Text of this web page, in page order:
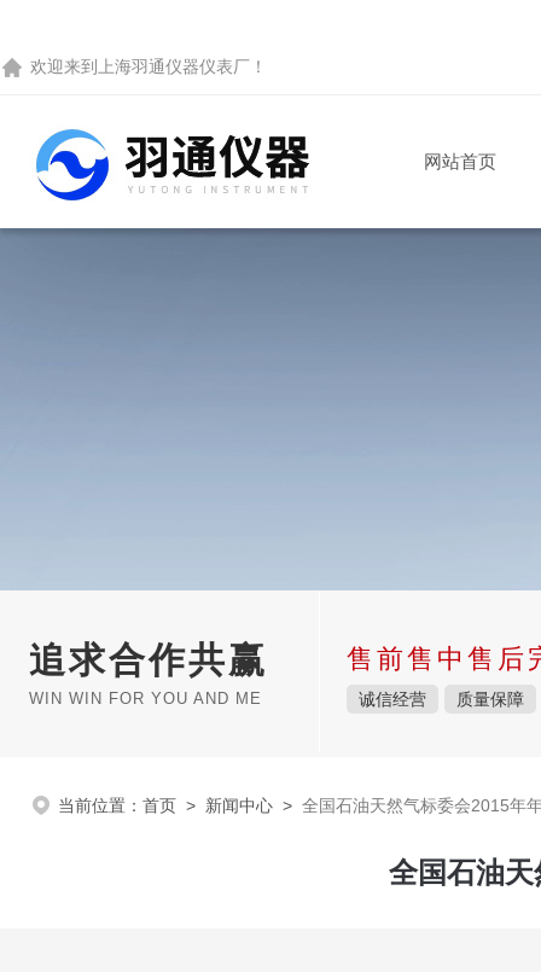
欢迎来到 上海羽通仪器仪表厂 ！
网站首页
追求合作共赢
WIN WIN FOR YOU AND ME
售前售中售后
诚信经营 质量保障
当前位置： 首页 > 新闻中心 > 全国石油天然气标委会2015年
全国石油